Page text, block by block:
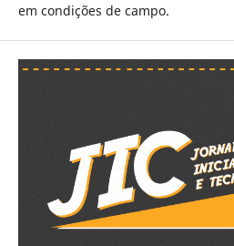
em condições de campo.